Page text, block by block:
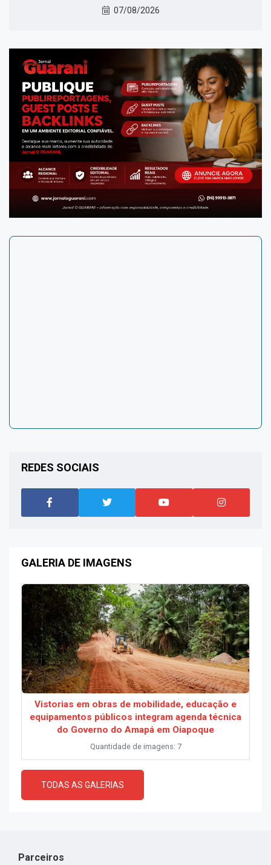
07/08/2026
REDES SOCIAIS
GALERIA DE IMAGENS
Vistorias em obras de mobilidade, educação e
equipamentos públicos integram agenda técnica
do Governo do Amapá em Oiapoque
Quantidade de imagens: 7
TODAS AS GALERIAS
Parceiros